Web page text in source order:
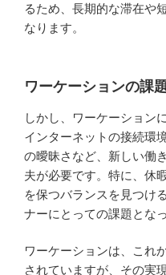
るため、長期的な滞在や
なります。
ワーケーションの課
しかし、ワーケーション
インターネットの接続環
の曖昧さなど、新しい働
夫が必要です。特に、休
を保つバランスを見つけ
ナーにとっての課題とな
ワーケーションは、これ
されていますが、その実